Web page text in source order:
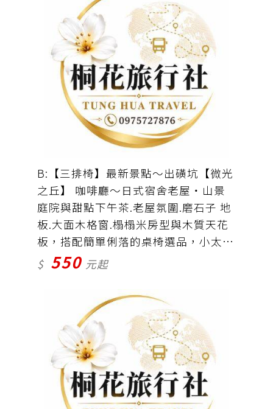
B:【三排椅】最新景點〜出磺坑【微光
之丘】 咖啡廳〜日式宿舍老屋・山景
庭院與甜點下午茶.老屋氛圍.磨石子 地
板.大面木格窗.榻榻米房型與木質天花
板，搭配簡單俐落的桌椅選品，小太魯
閣〜出磺坑吊橋。台灣油礦陳列館。苗
＝550元(下午茶費用自理)
$ 550 元起